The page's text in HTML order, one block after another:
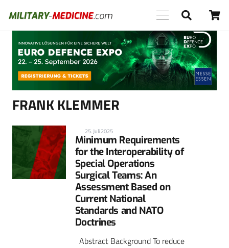
Anzeige
FRANK KLEMMER
25. Juli 2025
Minimum Requirements
for the Interoperability of
Special Operations
Surgical Teams: An
Assessment Based on
Current National
Standards and NATO
Doctrines
Abstract Background To reduce